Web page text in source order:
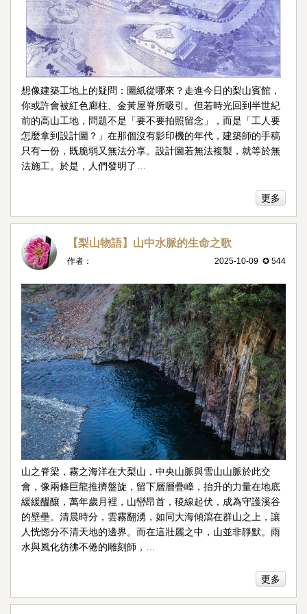
想像建築工地上的疑問：圖紙從哪來？走進今日的梨山賓館，
你或許會被紅色廊柱、金黃屋脊所吸引。但若時光回到半世紀
前的高山工地，問題不是「要不要拍照留念」，而是「工人要
怎麼拿到設計圖？」在那個沒有影印機的年代，建築師的手稿
只有一份，既脆弱又無法分享。設計圖若無法複製，就等於無
法施工。於是，人們發明了…
更多
【梨山物語】山中水脈的生命之歌
2025-10-09 ✪ 544
作者：
山之脊梁，霧之海洋在大梨山，中央山脈與雪山山脈於此交
會，像兩條巨龍推擠盤旋，留下層層疊嶂，抬升的力量在地底
緩緩醞釀，萬年歲月裡，山巒昂首，稜線起伏，成為守護溪谷
的壁壘。清晨時分，雲霧翻湧，如同大海傾瀉在群山之上，讓
人恍惚分不清天地的邊界。而在這壯麗之中，山並非靜默。雨
水與風化彷彿不倦的雕刻師，…
更多